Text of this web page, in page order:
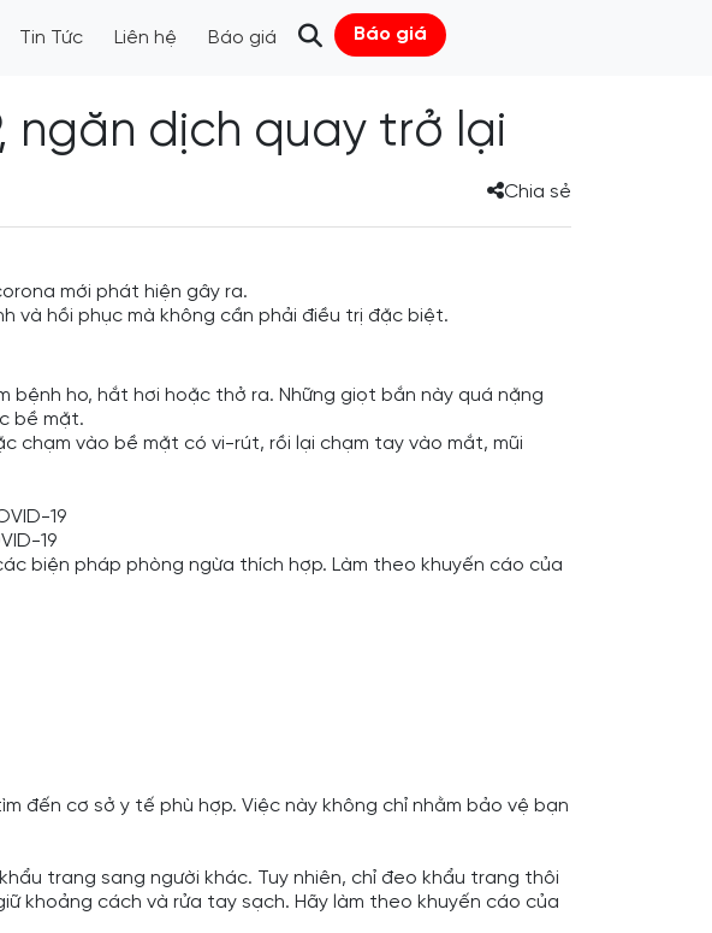
Tin Tức Liên hệ Báo giá Báo giá
ngăn dịch quay trở lại
Chia sẻ
mới phát hiện gây ra.
và hồi phục mà không cần phải điều trị đặc biệt.
bệnh ho, hắt hơi hoặc thở ra. Những giọt bắn này quá nặng
bề mặt.
chạm vào bề mặt có vi-rút, rồi lại chạm tay vào mắt, mũi
19
biện pháp phòng ngừa thích hợp. Làm theo khuyến cáo của
đến cơ sở y tế phù hợp. Việc này không chỉ nhằm bảo vệ bạn
trang sang người khác. Tuy nhiên, chỉ đeo khẩu trang thôi
khoảng cách và rửa tay sạch. Hãy làm theo khuyến cáo của